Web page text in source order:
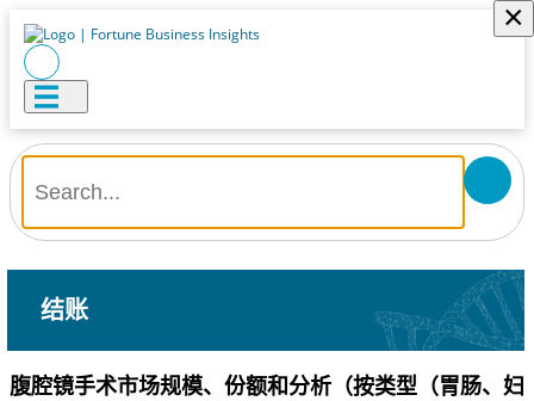
×
结账
腹腔镜手术市场规模、份额和分析（按类型（胃肠、妇